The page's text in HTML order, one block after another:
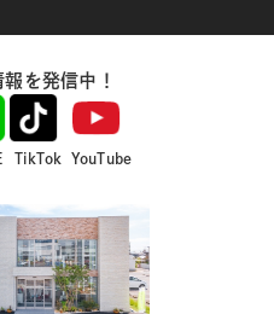
を発信中！
TikTok YouTube